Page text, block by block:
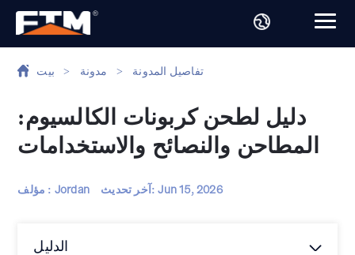
بيت > مدونة > تفاصيل المدونة
دليل لطحن كربونات الكالسيوم:
المطاحن والنصائح والاستخدامات
مؤلف : Jordan آخر تحديث:Jun 15, 2026
الدليل